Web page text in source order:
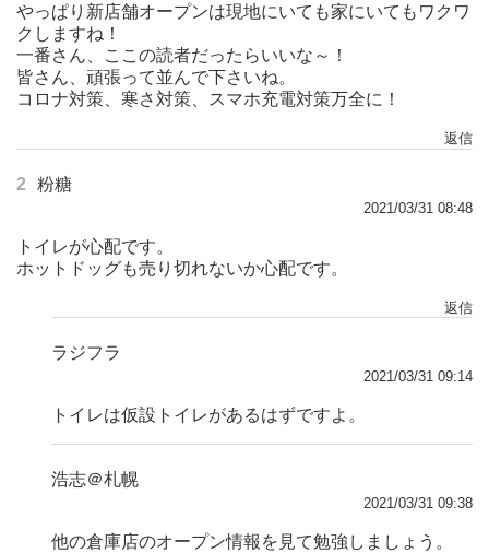
やっぱり新店舗オープンは現地にいても家にいてもワクワ
クしますね！
一番さん、ここの読者だったらいいな～！
皆さん、頑張って並んで下さいね。
コロナ対策、寒さ対策、スマホ充電対策万全に！
返信
2 粉糖
2021/03/31 08:48
トイレが心配です。
ホットドッグも売り切れないか心配です。
返信
ラジフラ
2021/03/31 09:14
トイレは仮設トイレがあるはずですよ。
浩志＠札幌
2021/03/31 09:38
他の倉庫店のオープン情報を見て勉強しましょう。